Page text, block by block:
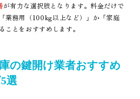
が有力な選択肢となります。料金だけで
業務用（100kg以上など）」か「家庭
ことをおすすめします。
の鍵開け業者おすすめ
選